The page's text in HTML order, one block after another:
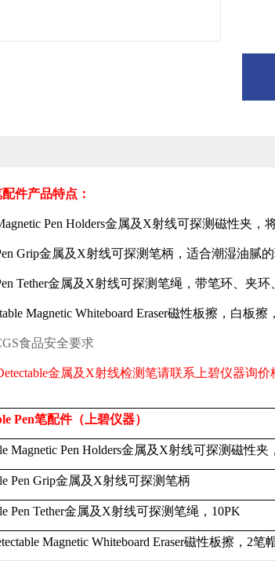
件产品特点：
Pen Holders金属及 X射线可探测磁性夹，
Grip金属及 X射线可探测笔柄，适合潮湿油腻的
Tether金属及 X射线可探测笔绳，带笔环、夹环
Magnetic Whiteboard Eraser磁性板擦，白板擦
食品安全要求
金属及 X射线检测笔请联系上碧仪器询价
Pen笔配件（上碧仪器）
Magnetic Pen Holders金属及 X射线可探测磁性夹，
Pen Grip金属及 X射线可探测笔柄
Pen Tether金属及 X射线可探测笔绳， 10PK
Magnetic Whiteboard Eraser磁性板擦， 2笔